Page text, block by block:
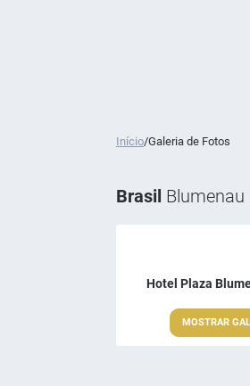
Início/Galeria de Fotos
Brasil Blumenau
Hotel Plaza
MOSTRAR